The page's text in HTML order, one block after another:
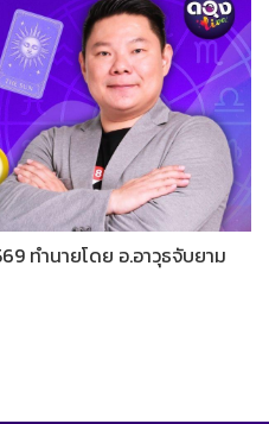
ทำนายโดย อ.อาวุธจับยาม